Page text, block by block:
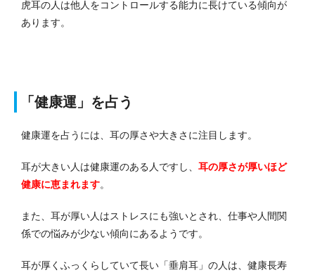
虎耳の人は他人をコントロールする能力に長けている傾向が
あります。
「健康運」を占う
健康運を占うには、耳の厚さや大きさに注目します。
耳が大きい人は健康運のある人ですし、 耳の厚さが厚いほど
健康に恵まれます。
また、耳が厚い人はストレスにも強いとされ、仕事や人間関
係での悩みが少ない傾向にあるようです。
耳が厚くふっくらしていて長い「垂肩耳」の人は、健康長寿